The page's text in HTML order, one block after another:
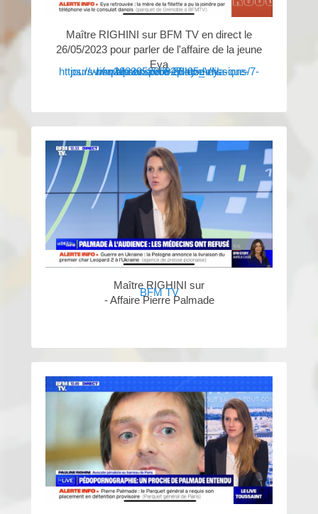
Maître RIGHINI sur BFM TV en direct le
26/05/2023 pour parler de l'affaire de la jeune
Eya
https://www.bfmtv.com/replay-emissions/7-jours-bfm/apres-avoir-enleve-eya-que-risque-son-pere-26-05_VN-202305260927.html
Maître RIGHINI sur
BFM TV
- Affaire Pierre Palmade